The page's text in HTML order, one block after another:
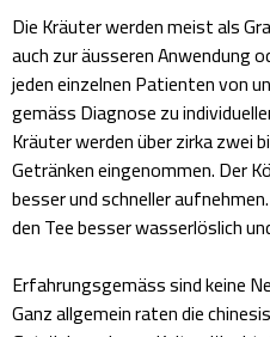
Die Kräuter werden meist als
auch zur äusseren Anwendung
jeden einzelnen Patienten von
gemäss Diagnose zu
Kräuter werden über zirka zwei
Getränken eingenommen. Der
besser und schneller
den Tee besser wasserlöslich
Erfahrungsgemäss sind keine
Ganz allgemein raten die